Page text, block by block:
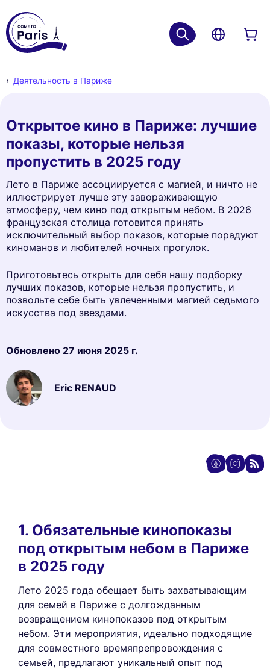
Деятельность в Париже
Открытое кино в Париже: лучшие
показы, которые нельзя
пропустить в 2025 году
Лето в Париже ассоциируется с магией, и ничто не
иллюстрирует лучше эту завораживающую
атмосферу, чем кино под открытым небом. В 2026
французская столица готовится принять
исключительный выбор показов, которые порадуют
киноманов и любителей ночных прогулок.
Приготовьтесь открыть для себя нашу подборку
лучших показов, которые нельзя пропустить, и
позвольте себе быть увлеченными магией седьмого
искусства под звездами.
Обновлено 27 июня 2025 г.
Eric RENAUD
1. Обязательные кинопоказы
под открытым небом в Париже
в 2025 году
Лето 2025 года обещает быть захватывающим
для семей в Париже с долгожданным
возвращением кинопоказов под открытым
небом. Эти мероприятия, идеально подходящие
для совместного времяпрепровождения с
семьей, предлагают уникальный опыт под